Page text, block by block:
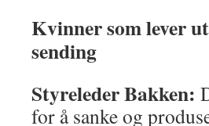
Kvinner som lever
sending
Styreleder Bakken:
for å sanke og